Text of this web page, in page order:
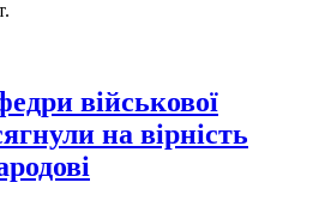
військової
на вірність